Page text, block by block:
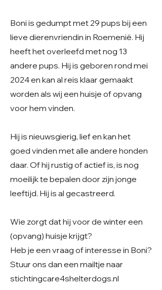
Boni is gedumpt met 29 pups bij een
lieve dierenvriendin in Roemenië. Hij
heeft het overleefd met nog 13
andere pups. Hij is geboren rond mei
2024 en kan al reis klaar gemaakt
worden als wij een huisje of opvang
voor hem vinden.
Hij is nieuwsgierig, lief en kan het
goed vinden met alle andere honden
daar. Of hij rustig of actief is, is nog
moeilijk te bepalen door zijn jonge
leeftijd. Hij is al gecastreerd.
Wie zorgt dat hij voor de winter een
(opvang) huisje krijgt?
Heb je een vraag of interesse in Boni?
Stuur ons dan een mailtje naar
stichtingcare4shelterdogs.nl